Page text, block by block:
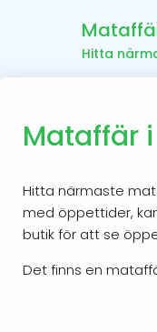
Hitta
Mataffär
Hitta närmaste
med öppettider,
butik för att se
Det finns en